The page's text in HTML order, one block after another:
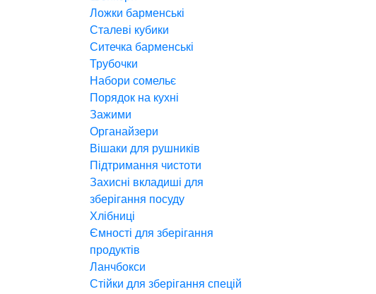
Ложки барменські
Сталеві кубики
Ситечка барменські
Трубочки
Набори сомельє
Порядок на кухні
Зажими
Органайзери
Вішаки для рушників
Підтримання чистоти
Захисні вкладиші для
зберігання посуду
Хлібниці
Ємності для зберігання
продуктів
Ланчбокси
Стійки для зберігання спецій